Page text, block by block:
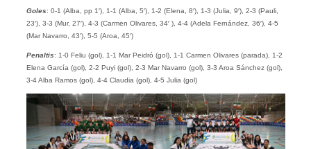
Goles: 0-1 (Alba, pp 1′), 1-1 (Alba, 5′), 1-2 (Elena, 8′), 1-3 (Julia, 9′), 2-3 (Pauli,
23′), 3-3 (Mur, 27′), 4-3 (Carmen Olivares, 34′ ), 4-4 (Adela Fernández, 36′), 4-5
(Mar Navarro, 43′), 5-5 (Aroa, 45′)
Penaltis: 1-0 Feliu (gol), 1-1 Mar Peidró (gol), 1-1 Carmen Olivares (parada), 1-2
Elena García (gol), 2-2 Puyi (gol), 2-3 Mar Navarro (gol), 3-3 Aroa Sánchez (gol),
3-4 Alba Ramos (gol), 4-4 Claudia (gol), 4-5 Julia (gol)